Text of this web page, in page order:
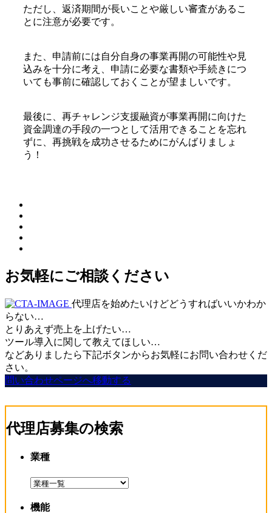
ただし、返済期間が長いことや厳しい審査があるこ
とに注意が必要です。
また、申請前には自分自身の事業再開の可能性や見
込みを十分に考え、申請に必要な書類や手続きにつ
いても事前に確認しておくことが望ましいです。
最後に、再チャレンジ支援融資が事業再開に向けた
資金調達の手段の一つとして活用できることを忘れ
ずに、再挑戦を成功させるためにがんばりましょ
う！
お気軽にご相談ください
代理店を始めたいけどどうすればいいかわか
らない…
とりあえず売上を上げたい…
ツール導入に関して教えてほしい…
などありましたら下記ボタンからお気軽にお問い合わせくだ
さい。
問い合わせページへ移動する
代理店募集の検索
業種
機能